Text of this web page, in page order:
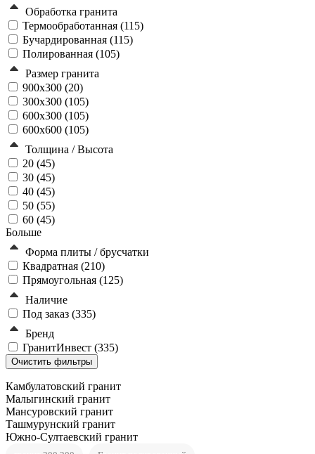
Обработка гранита
Термообработанная (115)
Бучардированная (115)
Полированная (105)
Размер гранита
900х300 (20)
300х300 (105)
600х300 (105)
600х600 (105)
Толщина / Высота
20 (45)
30 (45)
40 (45)
50 (55)
60 (45)
Больше
Форма плиты / брусчатки
Квадратная (210)
Прямоугольная (125)
Наличие
Под заказ (335)
Бренд
ГранитИнвест (335)
Камбулатовский гранит
Малыгинский гранит
Мансуровский гранит
Ташмурунский гранит
Южно-Султаевский гранит